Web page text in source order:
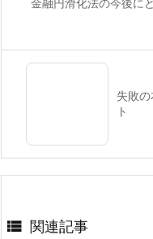
失敗
ト
 関連記事